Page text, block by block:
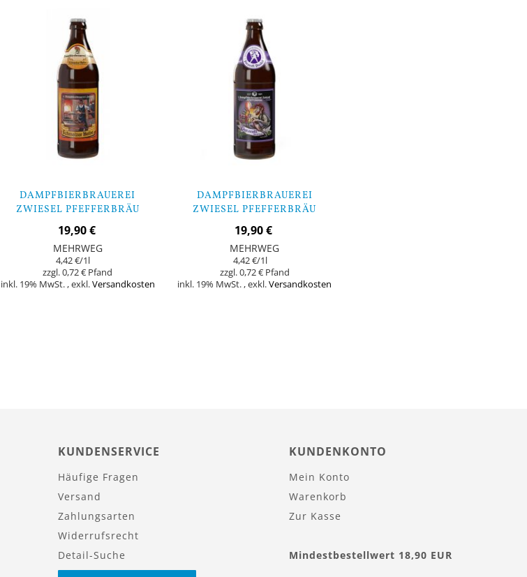
DAMPFBIERBRAUEREI
ZWIESEL PFEFFERBRÄU
SCHMELZER HOIBE - 9
FLASCHEN
19,90 €
MEHRWEG
4,42 €/1l
0,72 €
inkl. 19% MwSt. ,exkl.Versandkosten
DAMPFBIERBRAUEREI
ZWIESEL PFEFFERBRÄU
DURANDL DUNKEL - 9
FLASCHEN
19,90 €
MEHRWEG
4,42 €/1l
0,72 €
inkl. 19% MwSt. ,exkl.Versandkosten
KUNDENSERVICE
Häufige Fragen
Versand
Zahlungsarten
Widerrufsrecht
Detail-Suche
KUNDENKONTO
Mein Konto
Warenkorb
Zur Kasse
Mindestbestellwert 18,90 EUR